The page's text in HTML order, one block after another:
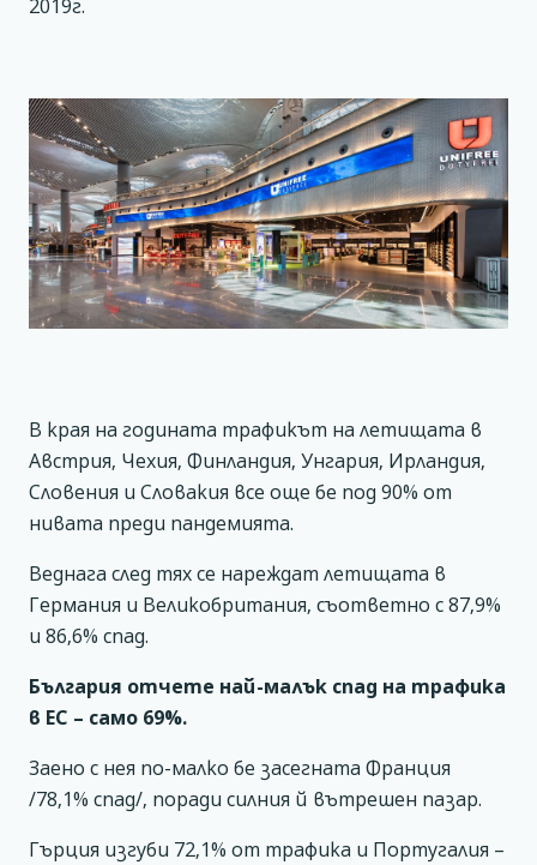
2019г.
В края на годината трафикът на летищата в
Австрия, Чехия, Финландия, Унгария, Ирландия,
Словения и Словакия все още бе под 90% от
нивата преди пандемията.
Веднага след тях се нареждат летищата в
Германия и Великобритания, съответно с 87,9%
и 86,6% спад.
България отчете най-малък спад на трафика
в ЕС – само 69%.
Заено с нея по-малко бе засегната Франция
/78,1% спад/, поради силния й вътрешен пазар.
Гърция изгуби 72,1% от трафика и Португалия –